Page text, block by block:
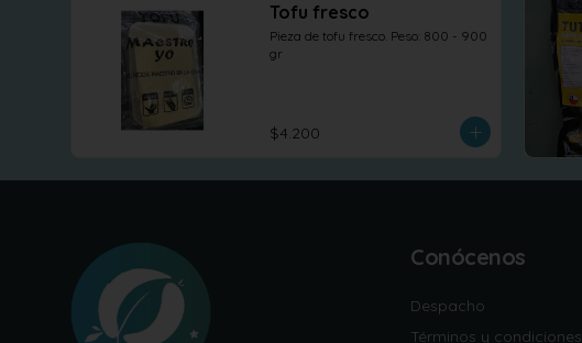
Tofu fresco
Pieza de tofu fresco. Peso: 800 - 900
gr
$4.200
Conócenos
Despacho
Términos y condiciones